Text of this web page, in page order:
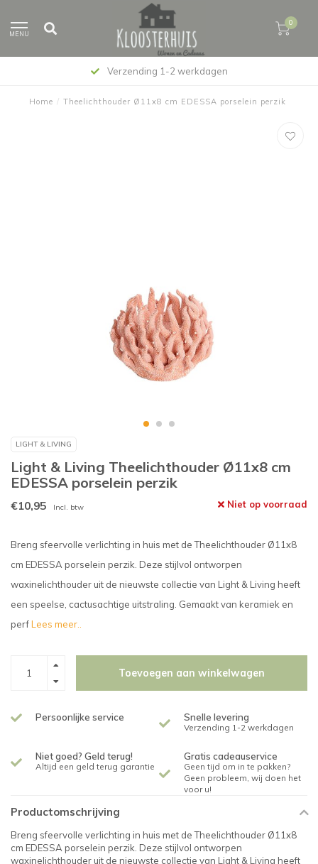
MENU
0
Verzending 1-2 werkdagen
Home / Theelichthouder Ø11x8 cm EDESSA porselein perzik
LIGHT & LIVING
Light & Living Theelichthouder Ø11x8 cm
EDESSA porselein perzik
€10,95 Incl. btw Niet op voorraad
Breng sfeervolle verlichting in huis met de Theelichthouder Ø11x8
cm EDESSA porselein perzik. Deze stijlvol ontworpen
waxinelichthouder uit de nieuwste collectie van Light & Living heeft
een speelse, cactusachtige uitstraling. Gemaakt van keramiek en
perfLees meer..
Toevoegen aan winkelwagen
Persoonlijke service Snelle levering
Verzending 1-2 werkdagen
Niet goed? Geld terug!
Altijd een geld terug garantie
Gratis cadeauservice
Geen tijd om in te pakken?
Geen probleem, wij doen het
voor u!
Productomschrijving
Breng sfeervolle verlichting in huis met de Theelichthouder Ø11x8
cm EDESSA porselein perzik. Deze stijlvol ontworpen
waxinelichthouder uit de nieuwste collectie van Light & Living heeft